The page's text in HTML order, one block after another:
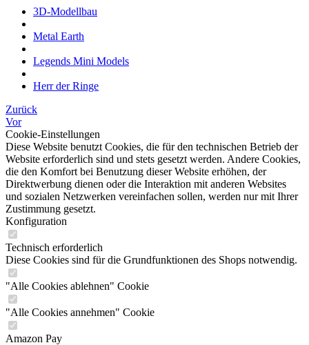
3D-Modellbau
Metal Earth
Legends Mini Models
Herr der Ringe
Zurück
Vor
Cookie-Einstellungen
Diese Website benutzt Cookies, die für den technischen Betrieb der
Website erforderlich sind und stets gesetzt werden. Andere Cookies,
die den Komfort bei Benutzung dieser Website erhöhen, der
Direktwerbung dienen oder die Interaktion mit anderen Websites
und sozialen Netzwerken vereinfachen sollen, werden nur mit Ihrer
Zustimmung gesetzt.
Konfiguration
Technisch erforderlich
Diese Cookies sind für die Grundfunktionen des Shops notwendig.
"Alle Cookies ablehnen" Cookie
"Alle Cookies annehmen" Cookie
Amazon Pay